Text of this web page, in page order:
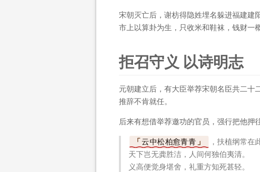
宋朝灭亡后，谢枋得隐姓埋名躲进福建
市上以算卦为生，只收米和鞋袜，钱财一
拒召守义 以诗明志
元朝建立后，有大臣举荐宋朝名臣共二
推辞不肯就任。
后来有想借举荐邀功的官员，强行把他押
云中松柏愈青青
，扶植纲常在
天下岂无龚胜洁，人间何独伯夷清。
义高便觉身堪舍，礼重方知死甚轻。